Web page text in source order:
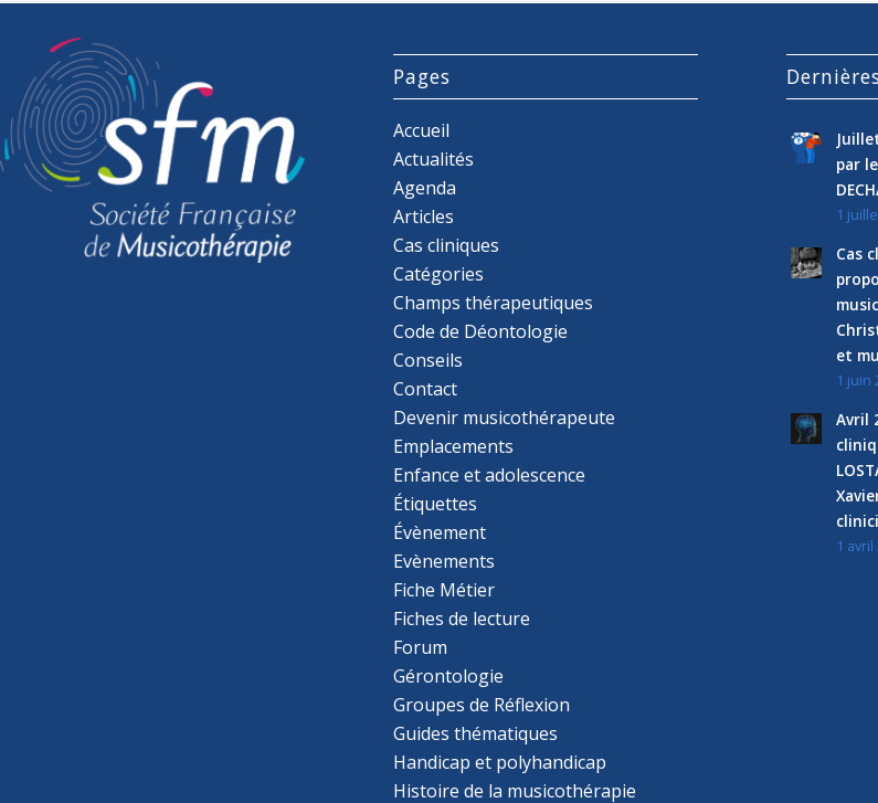
Pages
Accueil
Actualités
Agenda
Articles
Cas cliniques
Catégories
Champs thérapeutiques
Code de Déontologie
Conseils
Contact
Devenir musicothérapeute
Emplacements
Enfance et adolescence
Étiquettes
Évènement
Evènements
Fiche Métier
Fiches de lecture
Forum
Gérontologie
Groupes de Réflexion
Guides thématiques
Handicap et polyhandicap
Histoire de la musicothérapie
par
1
Cas
et
1 juin
Avril
1